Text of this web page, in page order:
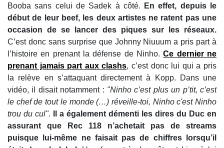
Booba sans celui de Sadek à côté. En effet, depuis le
début de leur beef, les deux artistes ne ratent pas une
occasion de se lancer des piques sur les réseaux.
C’est donc sans surprise que Johnny Niuuum a pris part à
l’histoire en prenant la défense de Ninho.Ce dernier ne
prenant jamais part aux clashs, c’est donc lui qui a pris
la relève en s’attaquant directement à Kopp. Dans une
vidéo, il disait notamment : "Ninho c’est plus un p’tit, c’est
le chef de tout le monde (…) réveille-toi, Ninho c'est Ninho
trou du cul".
Il a également démenti les dires du Duc en
assurant que Rec 118 n’achetait pas de streams
puisque lui-même ne faisait pas de chiffres lorsqu’il